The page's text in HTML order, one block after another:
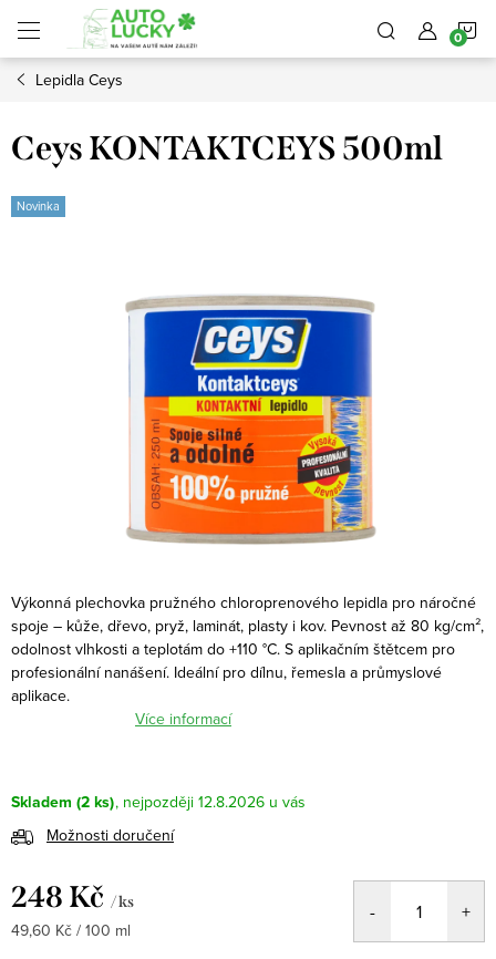
obsah
Lepidla Ceys
Ceys KONTAKTCEYS 500ml
Novinka
Výkonná plechovka pružného chloroprenového lepidla pro náročné
spoje – kůže, dřevo, pryž, laminát, plasty i kov. Pevnost až 80 kg/cm²,
odolnost vlhkosti a teplotám do +110 °C. S aplikačním štětcem pro
profesionální nanášení. Ideální pro dílnu, řemesla a průmyslové
aplikace.
Více informací
Skladem (2 ks)
12.8.2026
Možnosti doručení
248 Kč / ks
Měrná
49,60 Kč / 100 ml